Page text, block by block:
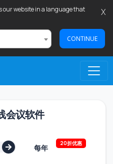
our website in a language that
CONTINUE
X
会议软件
每年 20折优惠